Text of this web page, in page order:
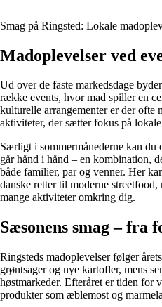
Smag på Ringsted: Lokale
Madoplevelser ved
Ud over de faste markedsdage
række events, hvor mad spiller en
kulturelle arrangementer er der ofte
aktiviteter, der sætter fokus på
Særligt i sommermånederne kan du
går hånd i hånd – en kombination,
både familier, par og venner. Her
danske retter til moderne
mange aktiviteter omkring dig.
Sæsonens smag –
Ringsteds madoplevelser følger
grøntsager og nye kartofler, mens
høstmarkeder. Efteråret er tiden for
produkter som æblemost og